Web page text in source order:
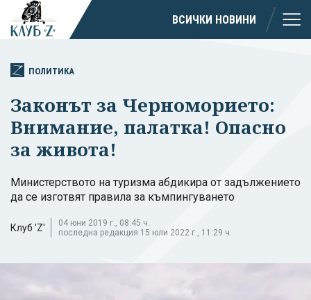
ВСИЧКИ НОВИНИ
ПОЛИТИКА
Законът за Черноморието:
Внимание, палатка! Опасно
за живота!
Министерството на туризма абдикира от задължението
да се изготвят правила за къмпингуването
Клуб 'Z'
04 юни 2019 г., 08:45 ч.
последна редакция 15 юли 2022 г., 11:29 ч.